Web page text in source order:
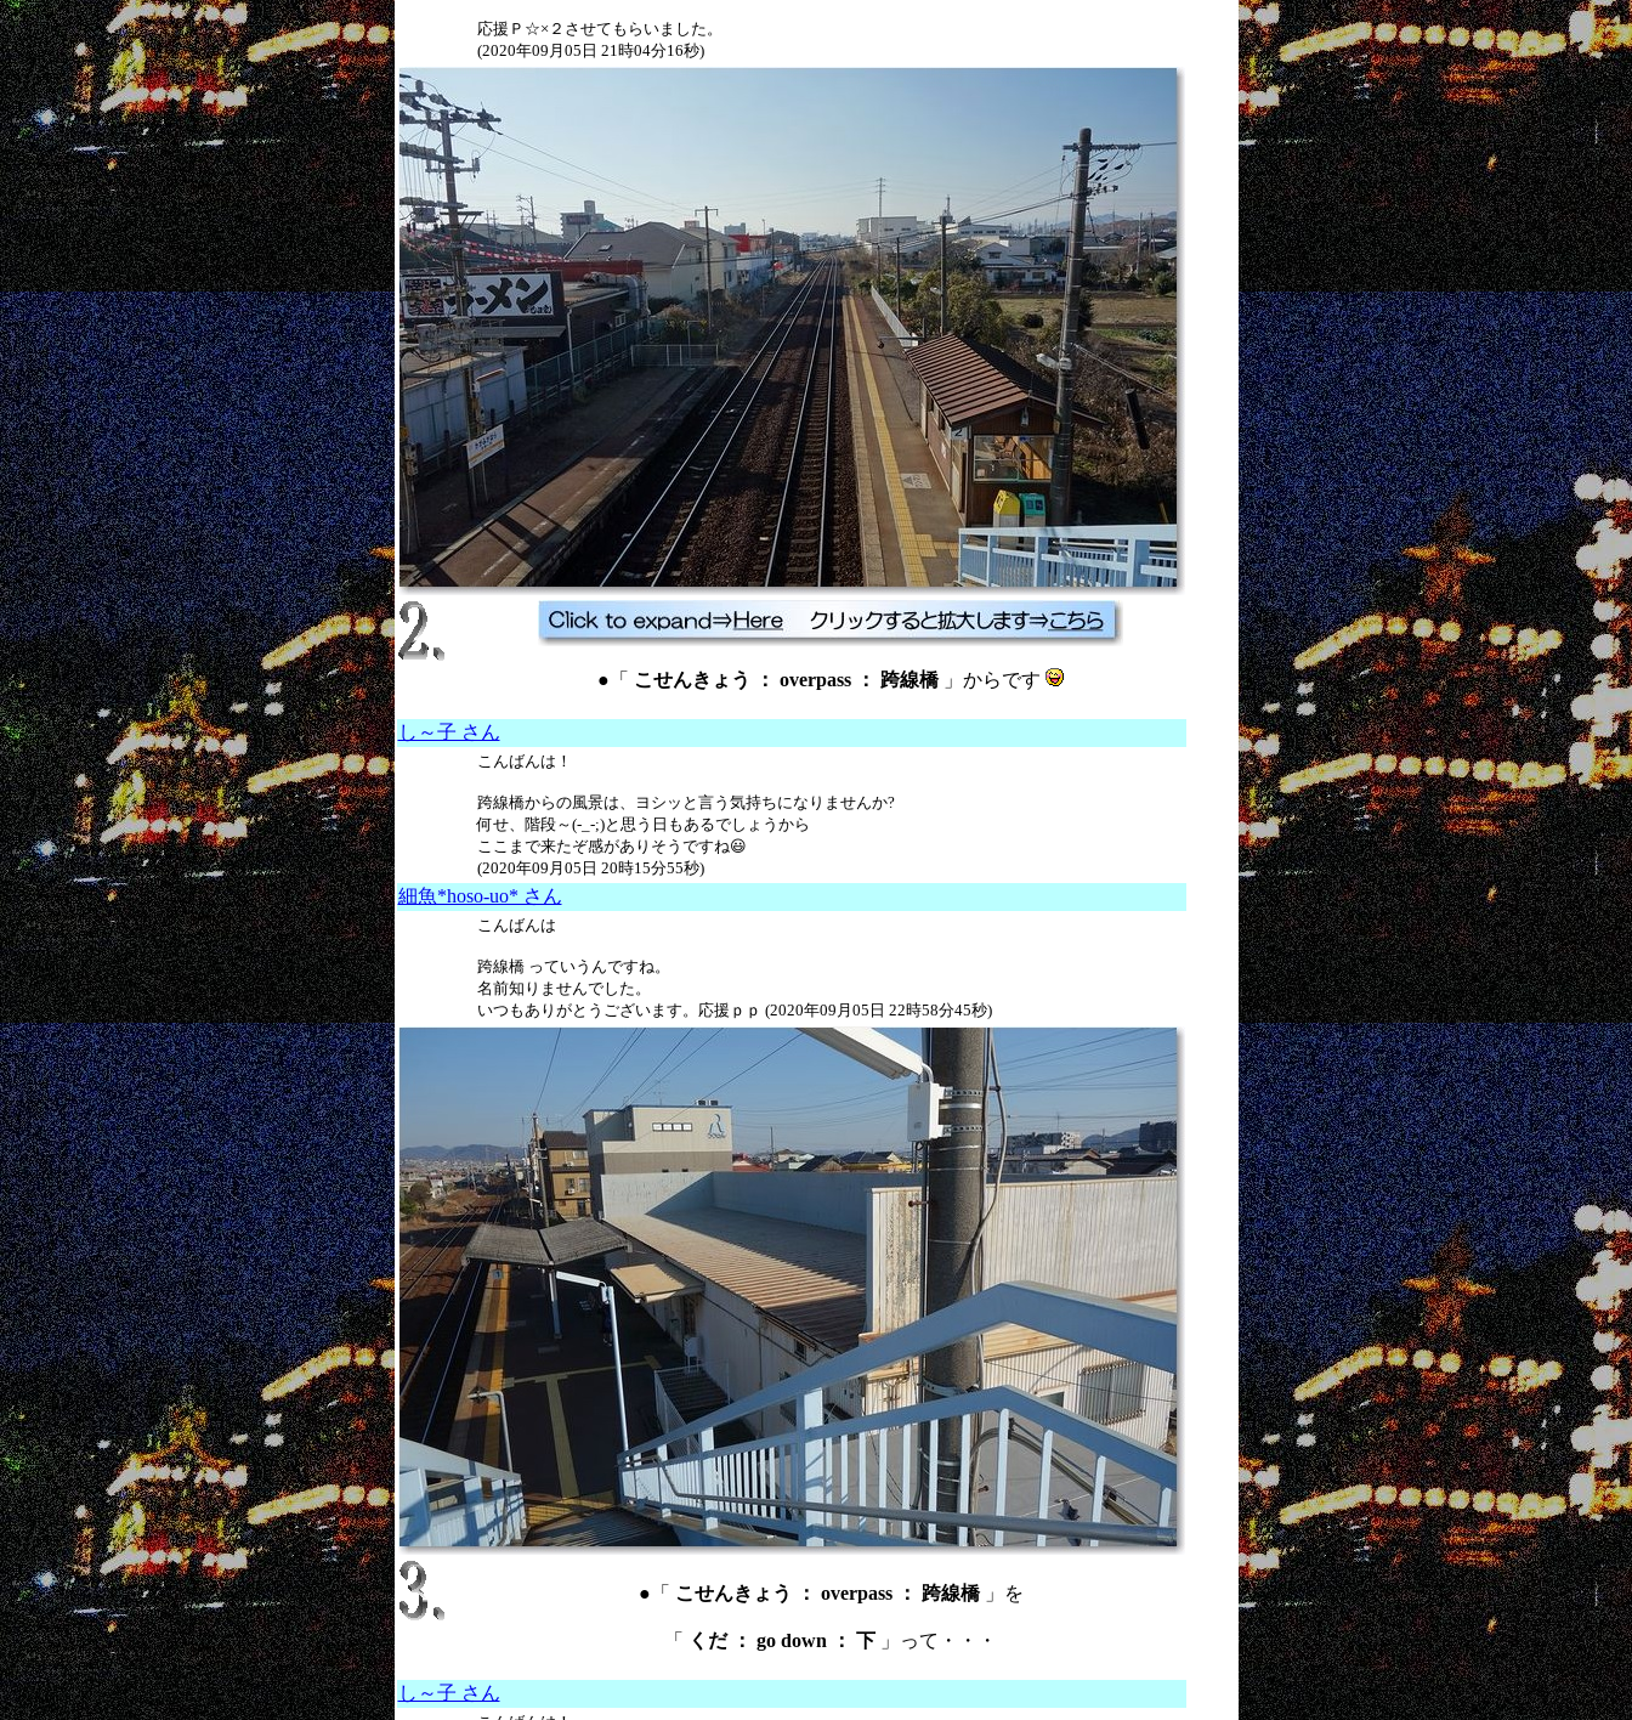
応援Ｐ☆×２させてもらいました。
(2020年09月05日 21時04分16秒)
●「 こせんきょう ： overpass ： 跨線橋」からです
し～子 さん
こんばんは！
跨線橋からの風景は、ヨシッと言う気持ちになりませんか?
何せ、階段～(-_-;)と思う日もあるでしょうから
ここまで来たぞ感がありそうですね😃
(2020年09月05日 20時15分55秒)
細魚*hoso-uo* さん
こんばんは
跨線橋 っていうんですね。
名前知りませんでした。
いつもありがとうございます。応援ｐｐ (2020年09月05日 22時58分45秒)
●「 こせんきょう ： overpass ： 跨線橋」を
「 くだ ： go down ： 下 」って・・・
し～子 さん